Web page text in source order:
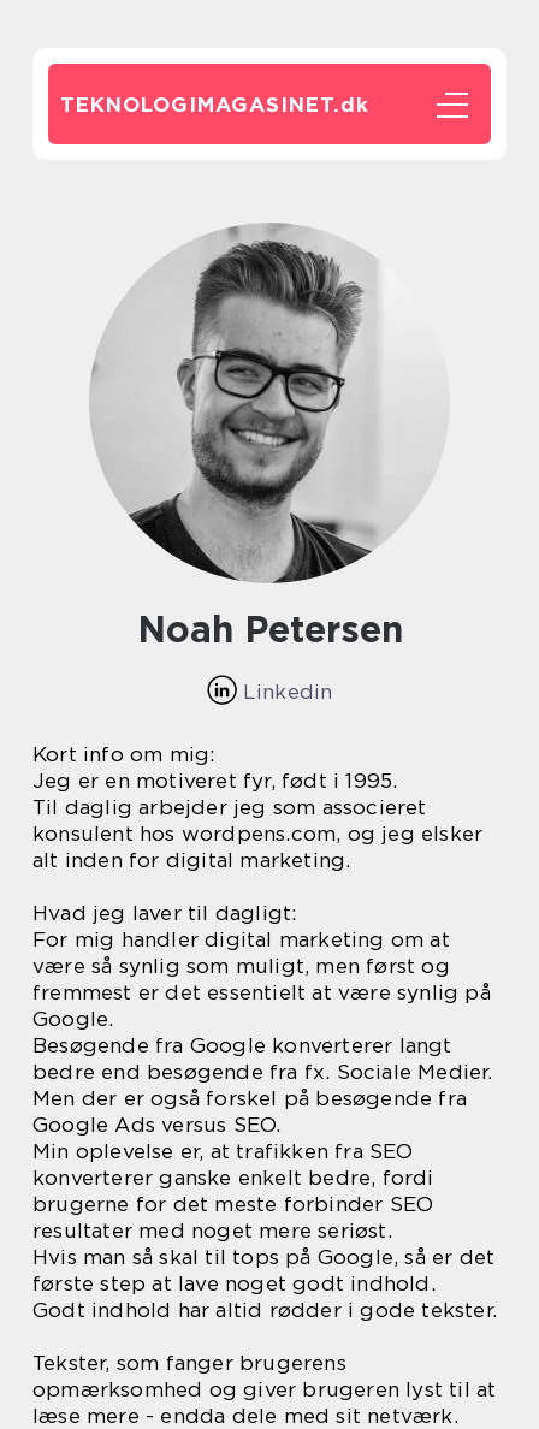
TEKNOLOGIMAGASINET.dk
Noah Petersen
Linkedin
Kort info om mig:
Jeg er en motiveret fyr, født i 1995.
Til daglig arbejder jeg som associeret
konsulent hos wordpens.com, og jeg elsker
alt inden for digital marketing.
Hvad jeg laver til dagligt:
For mig handler digital marketing om at
være så synlig som muligt, men først og
fremmest er det essentielt at være synlig på
Google.
Besøgende fra Google konverterer langt
bedre end besøgende fra fx. Sociale Medier.
Men der er også forskel på besøgende fra
Google Ads versus SEO.
Min oplevelse er, at trafikken fra SEO
konverterer ganske enkelt bedre, fordi
brugerne for det meste forbinder SEO
resultater med noget mere seriøst.
Hvis man så skal til tops på Google, så er det
første step at lave noget godt indhold.
Godt indhold har altid rødder i gode tekster.
Tekster, som fanger brugerens
opmærksomhed og giver brugeren lyst til at
læse mere - endda dele med sit netværk.